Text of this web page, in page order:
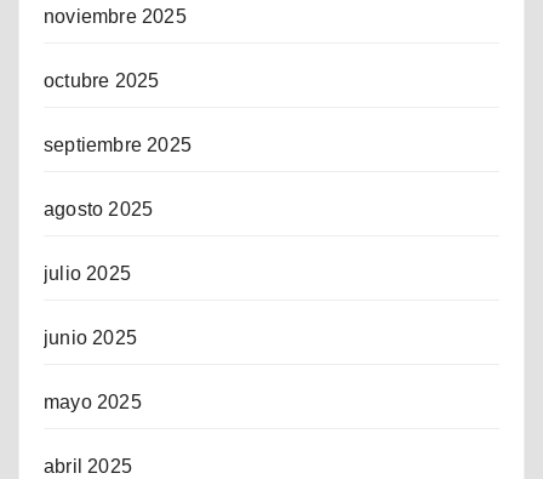
noviembre 2025
octubre 2025
septiembre 2025
agosto 2025
julio 2025
junio 2025
mayo 2025
abril 2025